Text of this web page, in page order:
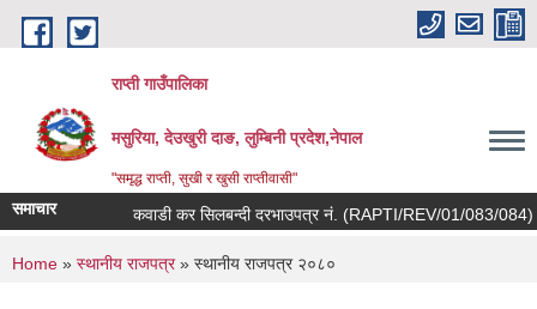
Skip to main content
राप्ती गाउँपालिका
मसुरिया, देउखुरी दाङ, लुम्बिनी प्रदेश,नेपाल
"समृद्ध राप्ती, सुखी र खुसी राप्तीवासी"
समाचार कवाडी कर सिलबन्दी दरभाउपत्र नं. (RAPTI/REV/01/083/084)
You are here
Home » स्थानीय राजपत्र» स्थानीय राजपत्र २०८०